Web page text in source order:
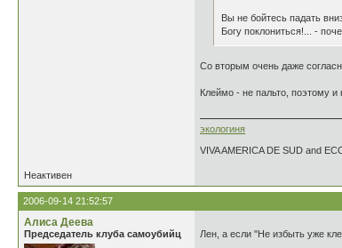
Вы не бойтесь падать
Богу поклониться!... -
Со вторым очень даже
Клеймо - не пальто, поэтому
экологиня
VIVA AMERICA DE SUD and
Неактивен
2006-09-14 21:52:57
Алиса Деева
Председатель клуба самоубийц Лен, а если "Не избыть уже